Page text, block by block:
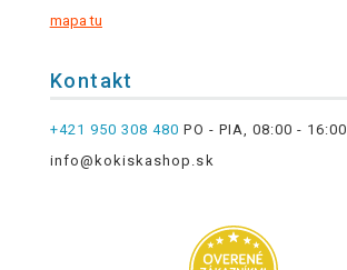
mapa tu
Kontakt
+421 950 308 480 PO - PIA, 08:00 - 16:00
info@kokiskashop.sk